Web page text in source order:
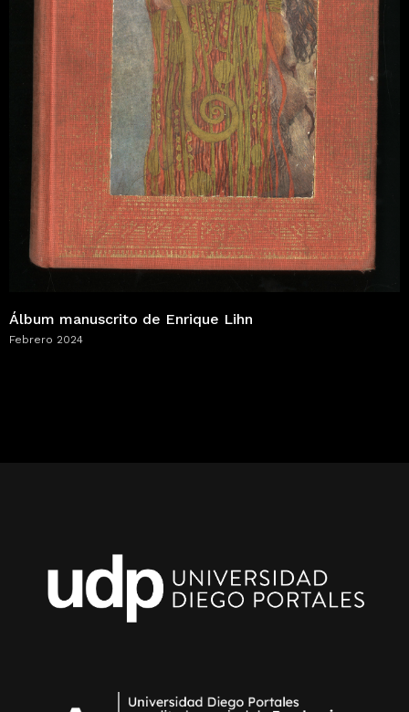
Álbum manuscrito de Enrique Lihn
Febrero 2024